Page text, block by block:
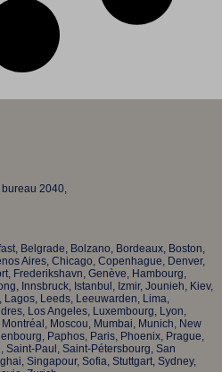
2040,
Belgrade, Bolzano, Bordeaux, Boston,
Aires, Chicago, Copenhague, Denver,
Frederikshavn, Genève, Hambourg,
Innsbruck, Istanbul, Izmir, Jounieh, Kiev,
Lagos, Leeds, Leeuwarden, Lima,
Los Angeles, Luxembourg, Lyon,
Moscou, Mumbai, Munich, New
Paphos, Paris, Phoenix, Prague,
Saint-Paul, Saint-Pétersbourg, San
Singapour, Sofia, Stuttgart, Sydney,